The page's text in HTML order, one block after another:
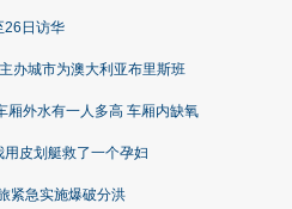
26日访华
办城市为澳大利亚布里斯班
厢外水有一人多高 车厢内缺氧
皮划艇救了一个孕妇
紧急实施爆破分洪